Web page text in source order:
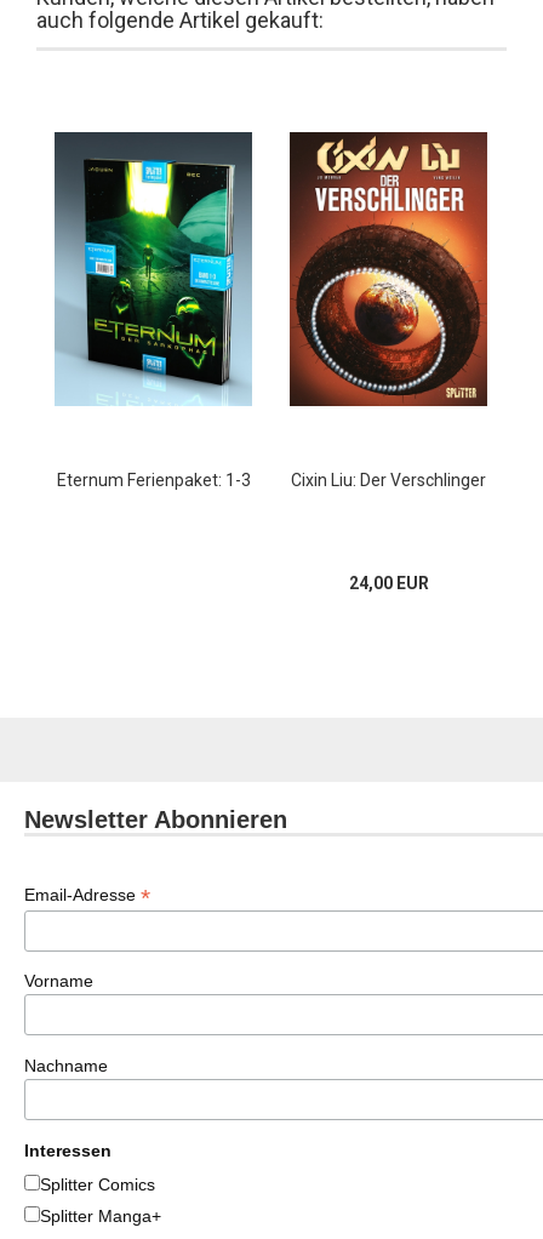
auch folgende Artikel gekauft:
Eternum Ferienpaket: 1-3 Cixin Liu: Der Verschlinger
24,00 EUR
Newsletter Abonnieren
Email-Adresse *
Vorname
Nachname
Interessen
Splitter Comics
Splitter Manga+